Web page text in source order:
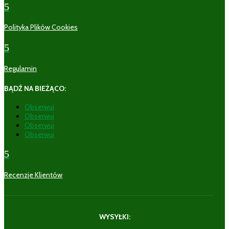
5
Polityka Plików Cookies
5
Regulamin
BĄDŹ NA BIEŻĄCO:
Obserwuj
Obserwuj
Obserwuj
Obserwuj
5
Recenzje Klientów
WYSYŁKI: